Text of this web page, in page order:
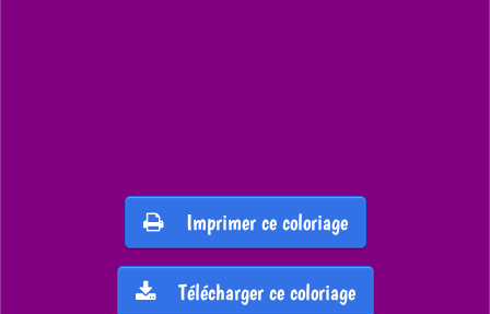
Imprimer ce coloriage
Télécharger ce coloriage